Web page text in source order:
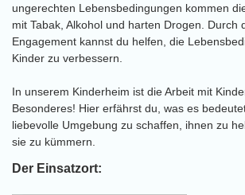
ungerechten Lebensbedingungen kommen
mit Tabak, Alkohol und harten Drogen. Durch
Engagement kannst du helfen, die
Kinder zu verbessern.
In unserem Kinderheim ist die Arbeit mit
Besonderes! Hier erfährst du, was es
liebevolle Umgebung zu schaffen, ihnen zu
sie zu kümmern.
Der Einsatzort: